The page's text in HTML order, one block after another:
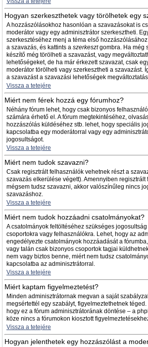
Hogyan szerkeszthetek vagy törölhetek egy
A hozzászólásokhoz hasonlóan a szavazásokat is
moderátor vagy egy adminisztrátor szerkesztheti.
szerkesztéséhez menj a téma első
a szavazás, és kattints a szerkesztgombra. Ha még
készítő még törölheti a szavazást, vagy
lehetőségeket, de ha már érkezett szavazat, csak
moderátor törölheti vagy szerkesztheti a szavazást.
a szavazást a szavazási lehetőségek
Vissza a tetejére
Miért nem férek hozzá egy fórumhoz?
Néhány fórum lehet, hogy csak bizonyos
számára érhető el. A fórum megtekintéséhez,
hozzászólás küldéséhez stb. lehet, hogy speciális
kapcsolatba egy moderátorral vagy egy
jogosultságot.
Vissza a tetejére
Miért nem tudok szavazni?
Csak regisztrált felhasználók vehetnek részt a
szavazás elkerülése végett). Amennyiben regisztrált
mégsem tudsz szavazni, akkor valószínűleg nincs
szavazáshoz.
Vissza a tetejére
Miért nem tudok hozzáadni csatolmányokat?
A csatolmányok feltöltéséhez szükséges
csoportokra vagy felhasználókra. Lehet, hogy az
engedélyezte csatolmányok hozzáadását a
vagy talán csak bizonyos csoportok tagjai
nem vagy biztos benne, miért nem tudsz
kapcsolatba az adminisztrátorral.
Vissza a tetejére
Miért kaptam figyelmeztetést?
Minden adminisztrátornak megvan a saját
megsértettél egy szabályt, figyelmeztethetnek
hogy ez a fórum adminisztrátorának döntése – a
köze nincs a fórumokon kiosztott
Vissza a tetejére
Hogyan jelenthetek egy hozzászólást a